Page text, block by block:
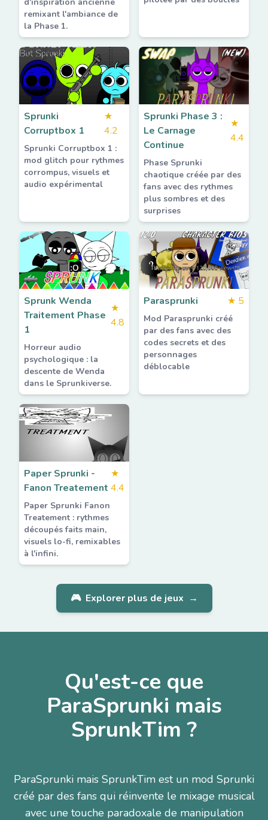
remixant l'ambiance de
la Phase 1.
Sprunki
Corruptbox 1
★
4.2
Sprunki Corruptbox 1 :
mod glitch pour rythmes
corrompus, visuels et
audio expérimental
Sprunki Phase 3 :
Le Carnage
Continue
★
4.4
Phase Sprunki
chaotique créée par des
fans avec des rythmes
plus sombres et des
surprises
Sprunk Wenda
Traitement Phase
1
★
4.8
Horreur audio
psychologique : la
descente de Wenda
dans le Sprunkiverse.
Parasprunki ★ 5
Mod Parasprunki créé
par des fans avec des
codes secrets et des
personnages
déblocable
Paper Sprunki -
Fanon Treatement
★
4.4
Paper Sprunki Fanon
Treatement : rythmes
découpés faits main,
visuels lo-fi, remixables
à l'infini.
🎮 Explorer plus de jeux →
Qu'est-ce que
ParaSprunki mais
SprunkTim ?
ParaSprunki mais SprunkTim est un mod Sprunki
créé par des fans qui réinvente le mixage musical
avec une touche paradoxale de manipulation